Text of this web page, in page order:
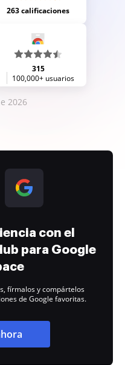
263 calificaciones
315
100,000+ usuarios
2026
con el
para Google
fírmalos y compártelos
de Google favoritas.